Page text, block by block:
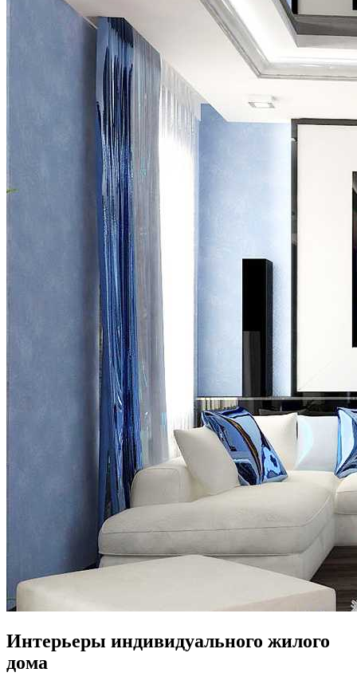
Интерьеры индивидуального жилого
дома